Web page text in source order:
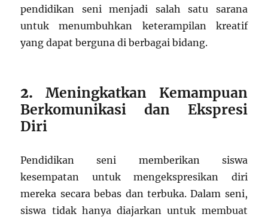
pendidikan seni menjadi salah satu sarana
untuk menumbuhkan keterampilan kreatif
yang dapat berguna di berbagai bidang.
2. Meningkatkan Kemampuan
Berkomunikasi dan Ekspresi
Diri
Pendidikan seni memberikan siswa
kesempatan untuk mengekspresikan diri
mereka secara bebas dan terbuka. Dalam seni,
siswa tidak hanya diajarkan untuk membuat